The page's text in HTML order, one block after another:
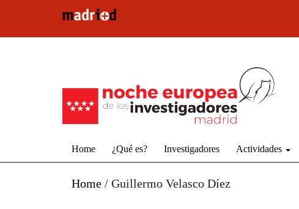
Home ¿Qué es? Investigadores Actividades
Home / Guillermo Velasco Díez